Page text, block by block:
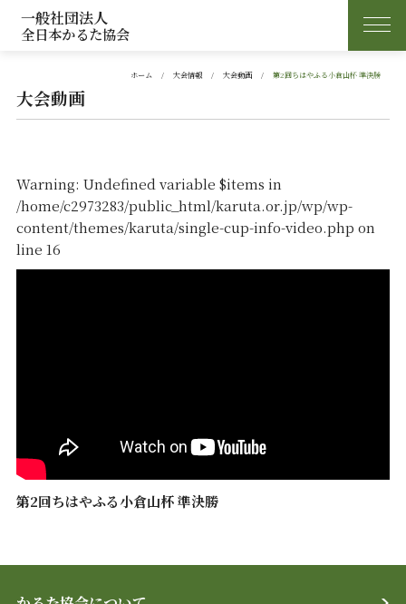
一般社団法人
全日本かるた協会
ホーム 大会情報 大会動画 第2回ちはやふる小倉山杯 準決勝
大会動画
Warning: Undefined variable $items in
/home/c2973283/public_html/karuta.or.jp/wp/wp-
content/themes/karuta/single-cup-info-video.php on
line 16
第2回ちはやふる小倉山杯 準決勝